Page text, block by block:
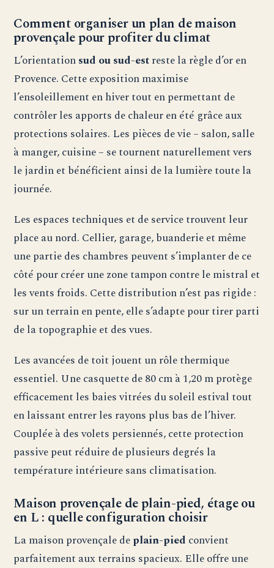
Comment organiser un plan de maison
provençale pour profiter du climat
L’orientationsud ou sud-estreste la règle d’or en
Provence. Cette exposition maximise
l’ensoleillement en hiver tout en permettant de
contrôler les apports de chaleur en été grâce aux
protections solaires. Les pièces de vie – salon, salle
à manger, cuisine – se tournent naturellement vers
le jardin et bénéficient ainsi de la lumière toute la
journée.
Les espaces techniques et de service trouvent leur
place au nord. Cellier, garage, buanderie et même
une partie des chambres peuvent s’implanter de ce
côté pour créer une zone tampon contre le mistral et
les vents froids. Cette distribution n’est pas rigide :
sur un terrain en pente, elle s’adapte pour tirer parti
de la topographie et des vues.
Les avancées de toit jouent un rôle thermique
essentiel. Une casquette de 80 cm à 1,20 m protège
efficacement les baies vitrées du soleil estival tout
en laissant entrer les rayons plus bas de l’hiver.
Couplée à des volets persiennés, cette protection
passive peut réduire de plusieurs degrés la
température intérieure sans climatisation.
Maison provençale de plain-pied, étage ou
en L : quelle configuration choisir
La maison provençale deplain-pied convient
parfaitement aux terrains spacieux. Elle offre une